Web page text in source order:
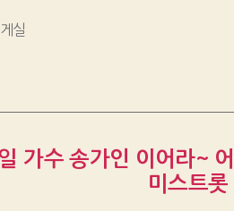
실
가수 송가인 이어라~
미스트